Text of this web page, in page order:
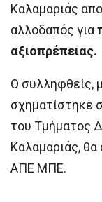
Καλαμαριάς
αλλοδαπός για
αξιοπρέπειας.
Ο συλληφθείς,
σχηματίστηκε
του Τμήματος
Καλαμαριάς,
ΑΠΕ ΜΠΕ.